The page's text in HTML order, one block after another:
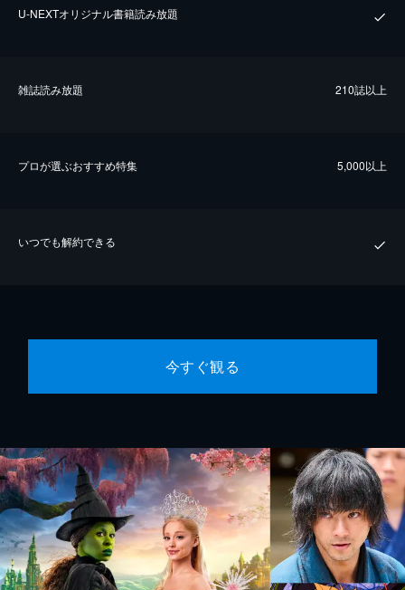
U-NEXTオリジナル書籍読み放題
雑誌読み放題 210誌以上
プロが選ぶおすすめ特集 5,000以上
いつでも解約できる
今すぐ観る